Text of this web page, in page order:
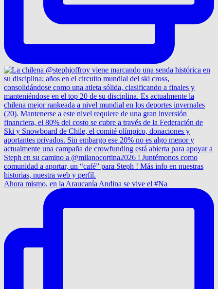
Ahora mismo, en la Araucanía Andina se vive el #Na